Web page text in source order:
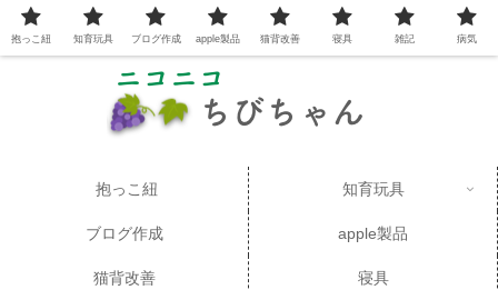
抱っこ紐 知育玩具
ブログ作成 apple製品
猫背改善 寝具
抱っこ紐 知育玩具 ブログ作成 apple製品 猫背改善 寝具 雑記 病気